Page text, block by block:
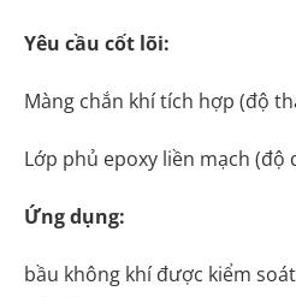
Yêu cầu cốt lõi:
Màng chắn khí tích hợp (độ
Lớp phủ epoxy liền mạch (độ
Ứng dụng:
bầu không khí được kiểm soát